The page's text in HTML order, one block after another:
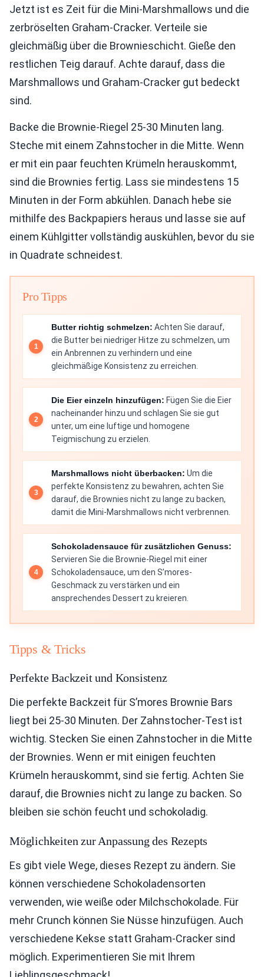
Jetzt ist es Zeit für die Mini-Marshmallows und die
zerbröselten Graham-Cracker. Verteile sie
gleichmäßig über die Brownieschicht. Gieße den
restlichen Teig darauf. Achte darauf, dass die
Marshmallows und Graham-Cracker gut bedeckt
sind.
Backe die Brownie-Riegel 25-30 Minuten lang.
Steche mit einem Zahnstocher in die Mitte. Wenn
er mit ein paar feuchten Krümeln herauskommt,
sind die Brownies fertig. Lass sie mindestens 15
Minuten in der Form abkühlen. Danach hebe sie
mithilfe des Backpapiers heraus und lasse sie auf
einem Kühlgitter vollständig auskühlen, bevor du sie
in Quadrate schneidest.
Pro Tipps
Butter richtig schmelzen: Achten Sie darauf,
die Butter bei niedriger Hitze zu schmelzen, um
ein Anbrennen zu verhindern und eine
gleichmäßige Konsistenz zu erreichen.
Die Eier einzeln hinzufügen: Fügen Sie die Eier
nacheinander hinzu und schlagen Sie sie gut
unter, um eine luftige und homogene
Teigmischung zu erzielen.
Marshmallows nicht überbacken: Um die
perfekte Konsistenz zu bewahren, achten Sie
darauf, die Brownies nicht zu lange zu backen,
damit die Mini-Marshmallows nicht verbrennen.
Schokoladensauce für zusätzlichen Genuss:
Servieren Sie die Brownie-Riegel mit einer
Schokoladensauce, um den S’mores-
Geschmack zu verstärken und ein
ansprechendes Dessert zu kreieren.
Tipps & Tricks
Perfekte Backzeit und Konsistenz
Die perfekte Backzeit für S’mores Brownie Bars
liegt bei 25-30 Minuten. Der Zahnstocher-Test ist
wichtig. Stecken Sie einen Zahnstocher in die Mitte
der Brownies. Wenn er mit einigen feuchten
Krümeln herauskommt, sind sie fertig. Achten Sie
darauf, die Brownies nicht zu lange zu backen. So
bleiben sie schön feucht und schokoladig.
Möglichkeiten zur Anpassung des Rezepts
Es gibt viele Wege, dieses Rezept zu ändern. Sie
können verschiedene Schokoladensorten
verwenden, wie weiße oder Milchschokolade. Für
mehr Crunch können Sie Nüsse hinzufügen. Auch
verschiedene Kekse statt Graham-Cracker sind
möglich. Experimentieren Sie mit Ihrem